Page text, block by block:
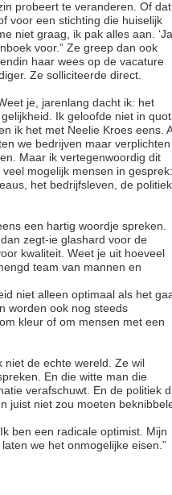
probeert te veranderen. Of dat
voor een stichting die huiselijk
niet graag, ik pak alles aan.
voor.” Ze greep dan ook
haar wees op de vacature
Ze solliciteerde direct.
je, jarenlang dacht ik: het
Ik geloofde niet in
ik het met Neelie Kroes eens.
we bedrijven maar verplichten
Maar ik vertegenwoordig dit
mogelijk mensen in gesprek:
het bedrijfsleven, de
een hartig woordje spreken.
zegt-ie glashard voor de
kwaliteit. Weet je uit hoeveel
team van mannen en
niet alleen optimaal als het
worden ook nog steeds
kleur of om mensen met een
de echte wereld. Ze wil
En die witte man die
verafschuwt. En de politiek
juist niet zou moeten
ben een radicale optimist. Mijn
we het onmogelijke eisen.”